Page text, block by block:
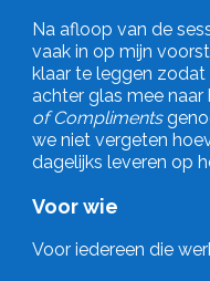
Na afloop van de
vaak in op mijn
klaar te leggen
achter glas mee naar
of Compliments
we niet vergeten
dagelijks leveren op
Voor wie
Voor iedereen die